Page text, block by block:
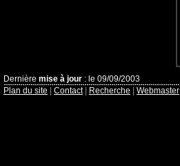
Dernière mise à jour : le 09/09/2003
Plan du site
Contact| Recherche Webmaster